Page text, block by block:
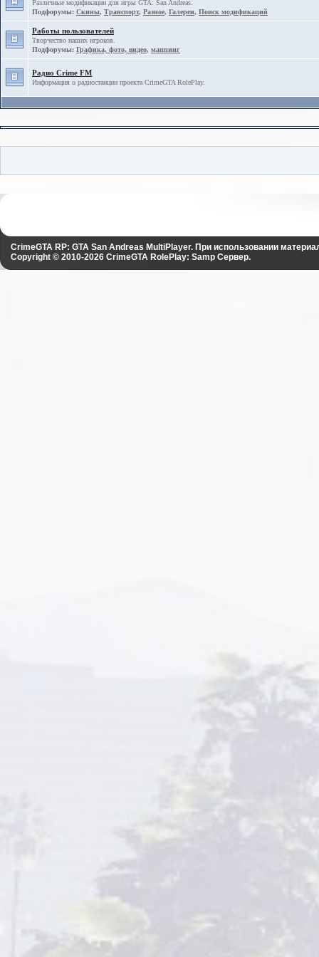
Различные модификации для игры GTA: San Andreas.
Подфорумы: Скины, Транспорт, Разное, Галереи, Поиск модификаций
Работы пользователей
Творчество наших игроков.
Подфорумы: Графика, фото, видео, маппинг
Радио Crime FM
Информация о радиостанции проекта CrimeGTA RolePlay.
CrimeGTA RP: GTA San Andreas MultiPlayer. При использовании
Copyright © 2010-2026 CrimeGTA RolePlay: Samp Сервер.